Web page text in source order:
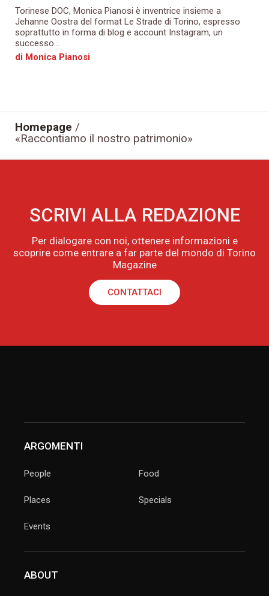
Torinese DOC, Monica Pianosi è inventrice insieme a
Jehanne Oostra del format Le Strade di Torino, espresso
soprattutto in forma di blog e account Instagram, un
successo...
di Monica Pianosi
Homepage /
«Raccontiamo il nostro patrimonio»
SCRIVI ALLA REDAZIONE
Per dialogare con noi, ottenere informazioni e
scoprire come entrare a far parte del mondo di Torino
Magazine
CONTATTACI
ARGOMENTI
People
Places
Events
Food
Specials
ABOUT